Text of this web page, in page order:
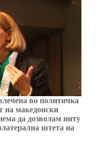
во политичка
на македонски
да дозволам ниту
штета на